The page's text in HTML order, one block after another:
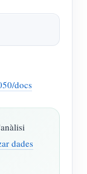
docs
dades